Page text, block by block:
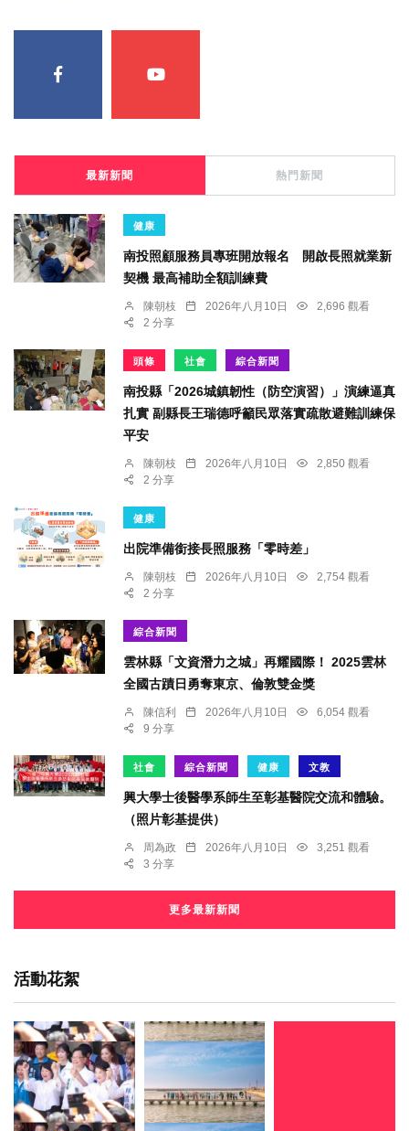
最新新聞 熱門新聞
健康
南投照顧服務員專班開放報名 開啟長照就業新
契機 最高補助全額訓練費
陳朝枝 2026年八月10日
2,696 觀看
2 分享
頭條 社會 綜合新聞
南投縣「2026城鎮韌性（防空演習）」演練逼真
扎實 副縣長王瑞德呼籲民眾落實疏散避難訓練保
平安
陳朝枝 2026年八月10日
2,850 觀看
2 分享
健康
出院準備銜接長照服務「零時差」
陳朝枝 2026年八月10日
2,754 觀看
2 分享
綜合新聞
雲林縣「文資潛力之城」再耀國際！ 2025雲林
全國古蹟日勇奪東京、倫敦雙金獎
陳信利 2026年八月10日
6,054 觀看
9 分享
社會 綜合新聞 健康 文教
興大學士後醫學系師生至彰基醫院交流和體驗。
（照片彰基提供）
周為政 2026年八月10日
3,251 觀看
3 分享
更多最新新聞
活動花絮